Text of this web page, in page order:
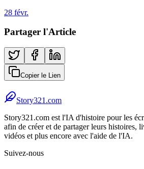
28 févr.
Partager l'Article
Copier le Lien
Story321.com
Story321.com est l'IA d'histoire pour les
afin de créer et de partager leurs histoires,
vidéos et plus encore avec l'aide de l'IA.
Suivez-nous